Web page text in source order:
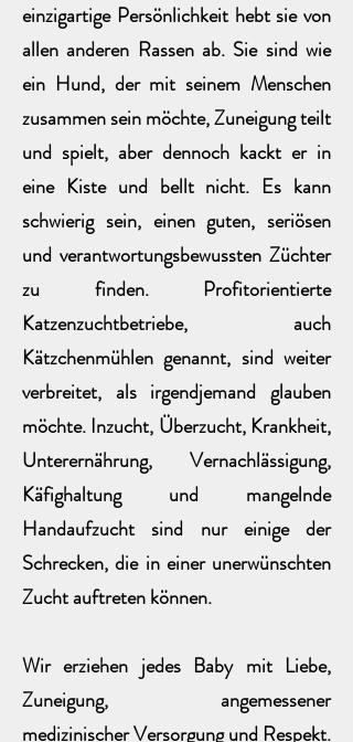
einzigartige Persönlichkeit hebt sie von
allen anderen Rassen ab. Sie sind wie
ein Hund, der mit seinem Menschen
zusammen sein möchte, Zuneigung teilt
und spielt, aber dennoch kackt er in
eine Kiste und bellt nicht. Es kann
schwierig sein, einen guten, seriösen
und verantwortungsbewussten Züchter
zu finden. Profitorientierte
Katzenzuchtbetriebe, auch
Kätzchenmühlen genannt, sind weiter
verbreitet, als irgendjemand glauben
möchte. Inzucht, Überzucht, Krankheit,
Unterernährung, Vernachlässigung,
Käfighaltung und mangelnde
Handaufzucht sind nur einige der
Schrecken, die in einer unerwünschten
Zucht auftreten können.
Wir erziehen jedes Baby mit Liebe,
Zuneigung, angemessener
medizinischer Versorgung und Respekt.